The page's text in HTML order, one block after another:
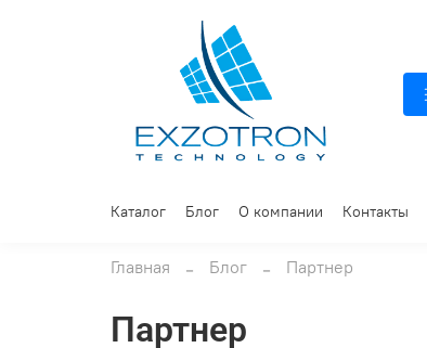
Каталог Блог О компании Контакты
Главная Блог Партнер
Партнер